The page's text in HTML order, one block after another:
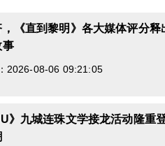
，《直到黎明》各大媒体评分
事
2026-08-06 09:21:05
》九城连珠文学接龙活动隆重